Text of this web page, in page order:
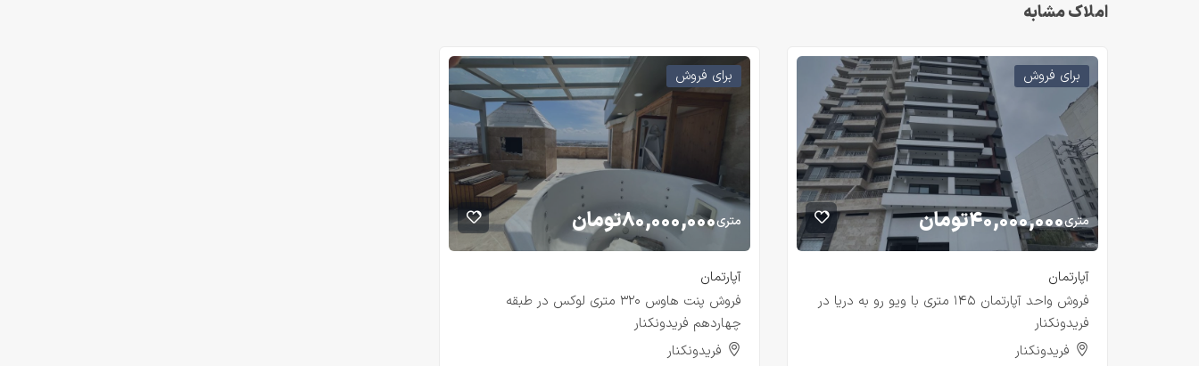
املاک مشابه
برای فروش
متری۴۰,۰۰۰,۰۰۰تومان
آپارتمان
فروش واحد آپارتمان ۱۴۵ متری با ویو رو به دریا در
فریدونکنار
فریدونکنار
برای فروش
متری۸۰,۰۰۰,۰۰۰تومان
آپارتمان
فروش پنت هاوس ۳۲۰ متری لوکس در طبقه
چهاردهم فریدونکنار
فریدونکنار